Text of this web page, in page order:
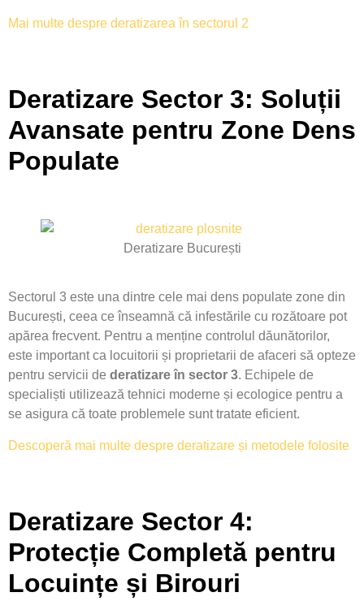
Mai multe despre deratizarea în sectorul 2
Deratizare Sector 3: Soluții
Avansate pentru Zone Dens
Populate
Deratizare București
Sectorul 3 este una dintre cele mai dens populate zone din
București, ceea ce înseamnă că infestările cu rozătoare pot
apărea frecvent. Pentru a menține controlul dăunătorilor,
este important ca locuitorii și proprietarii de afaceri să opteze
pentru servicii de deratizare în sector 3. Echipele de
specialiști utilizează tehnici moderne și ecologice pentru a
se asigura că toate problemele sunt tratate eficient.
Descoperă mai multe despre deratizare și metodele folosite
Deratizare Sector 4:
Protecție Completă pentru
Locuințe și Birouri